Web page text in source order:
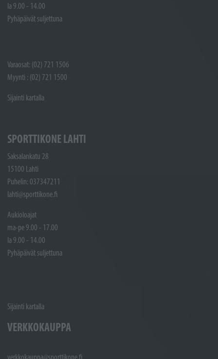
la 9.00 - 14.00
Pyhäpäivät suljettuna
Varaosat: (02) 721 1506
Myynti : (02) 721 1500
Sijainti kartalla
SPORTTIKONE LAHTI
Saksalankatu 28
15100 Lahti
Puhelin: 037347211
lahti@sporttikone.fi
Aukioloajat
ma-pe 9.00 - 17.00
la 9.00 - 14.00
Pyhäpäivät suljettuna
Sijainti kartalla
VERKKOKAUPPA
verkkokauppa@sporttikone.fi